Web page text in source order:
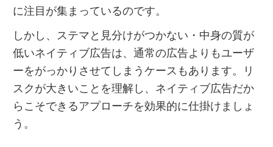
に注目が集まっているのです。
しかし、ステマと見分けがつかない・中身の質が
低いネイティブ広告は、通常の広告よりもユーザ
ーをがっかりさせてしまうケースもあります。リ
スクが大きいことを理解し、ネイティブ広告だか
らこそできるアプローチを効果的に仕掛けましょ
う。